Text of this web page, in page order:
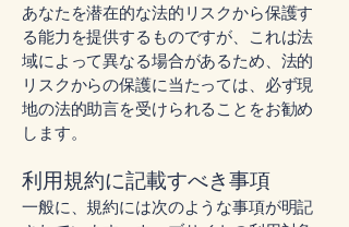
あなたを潜在的な法的リスクから保護す
る能力を提供するものですが、これは法
域によって異なる場合があるため、法的
リスクからの保護に当たっては、必ず現
地の法的助言を受けられることをお勧め
します。
利用規約に記載すべき事項
一般に、規約には次のような事項が明記